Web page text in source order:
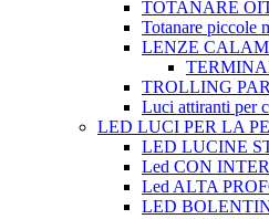
TOTANARE
Totanare piccole
LENZE
TROLLING
Luci attiranti per
LED LUCI PER LA
LED LUCINE
Led CON
Led ALTA
LED